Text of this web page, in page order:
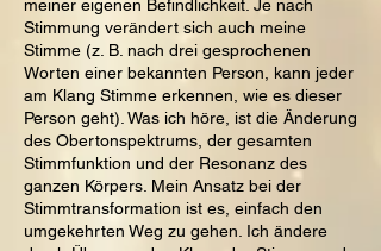
meiner eigenen Befindlichkeit. Je nach
Stimmung verändert sich auch meine
Stimme (z. B. nach drei gesprochenen
Worten einer bekannten Person, kann jeder
am Klang Stimme erkennen, wie es dieser
Person geht). Was ich höre, ist die Änderung
des Obertonspektrums, der gesamten
Stimmfunktion und der Resonanz des
ganzen Körpers. Mein Ansatz bei der
Stimmtransformation ist es, einfach den
umgekehrten Weg zu gehen. Ich ändere